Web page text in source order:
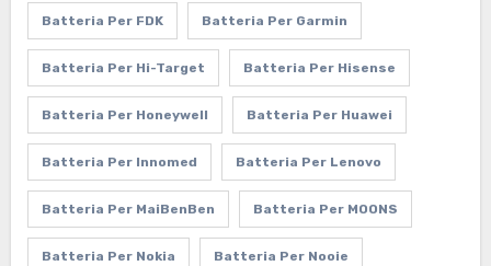
Batteria Per FDK Batteria Per Garmin
Batteria Per Hi-Target Batteria Per Hisense
Batteria Per Honeywell Batteria Per Huawei
Batteria Per Innomed Batteria Per Lenovo
Batteria Per MaiBenBen Batteria Per MOONS
Batteria Per Nokia Batteria Per Nooie